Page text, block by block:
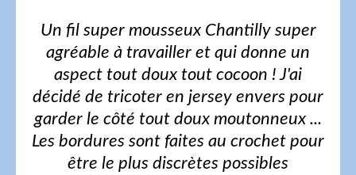
Un fil super mousseux Chantilly super
agréable à travailler et qui donne un
aspect tout doux tout cocoon ! J'ai
décidé de tricoter en jersey envers pour
garder le côté tout doux moutonneux ...
Les bordures sont faites au crochet pour
être le plus discrètes possibles